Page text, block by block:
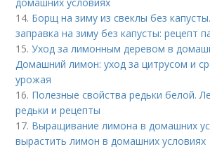
14. Борщ на зиму из свеклы без
заправка на зиму без капусты: рецепт
15.Уход за лимонным деревом в
Домашний лимон: уход за цитрусом и
урожая
16. Полезные свойства редьки белой.
редьки и рецепты
17. Выращивание лимона в домашних
вырастить лимон в домашних условиях